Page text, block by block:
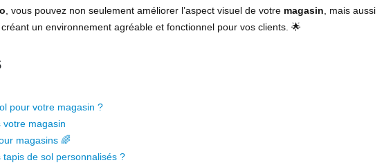
, vous pouvez non seulement améliorer l’aspect visuel de votre magasin , mais aussi
un environnement agréable et fonctionnel pour vos clients. 🌟
pour votre magasin ?
votre magasin
magasins 🌈
de sol personnalisés ?